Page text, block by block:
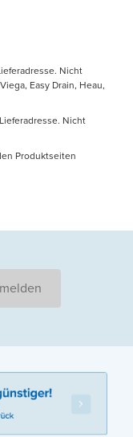
Nicht
Easy Drain, Heau,
Nicht
Produktseiten